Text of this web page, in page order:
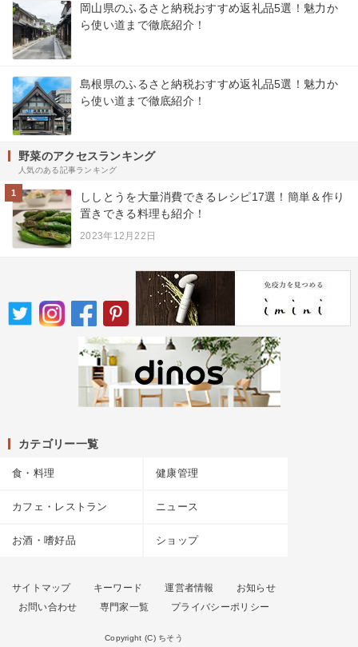
岡山県のふるさと納税おすすめ返礼品5選！魅力か
ら使い道まで徹底紹介！
島根県のふるさと納税おすすめ返礼品5選！魅力か
ら使い道まで徹底紹介！
野菜のアクセスランキング
人気のある記事ランキング
1
ししとうを大量消費できるレシピ17選！簡単＆作り
置きできる料理も紹介！
2023年12月22日
カテゴリー一覧
食・料理 健康管理
カフェ・レストラン ニュース
お酒・嗜好品 ショップ
サイトマップ キーワード 運営者情報
お知らせ
お問い合わせ
専門家一覧 プライバシーポリシー
Copyright (C) ちそう